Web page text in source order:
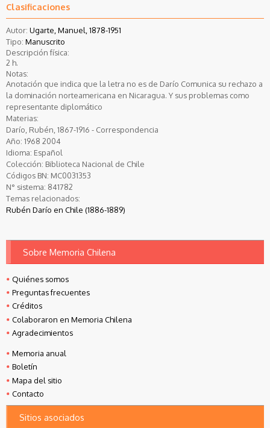
Clasificaciones
Autor: Ugarte, Manuel, 1878-1951
Tipo: Manuscrito
Descripción física:
2 h.
Notas:
Anotación que indica que la letra no es de Darío Comunica su rechazo a
la dominación norteamericana en Nicaragua. Y sus problemas como
representante diplomático
Materias:
Darío, Rubén, 1867-1916 - Correspondencia
Año: 1968 2004
Idioma: Español
Colección: Biblioteca Nacional de Chile
Códigos BN: MC0031353
N° sistema: 841782
Temas relacionados:
Rubén Darío en Chile (1886-1889)
Sobre Memoria Chilena
Quiénes somos
Preguntas frecuentes
Créditos
Colaboraron en Memoria Chilena
Agradecimientos
Memoria anual
Boletín
Mapa del sitio
Contacto
Sitios asociados